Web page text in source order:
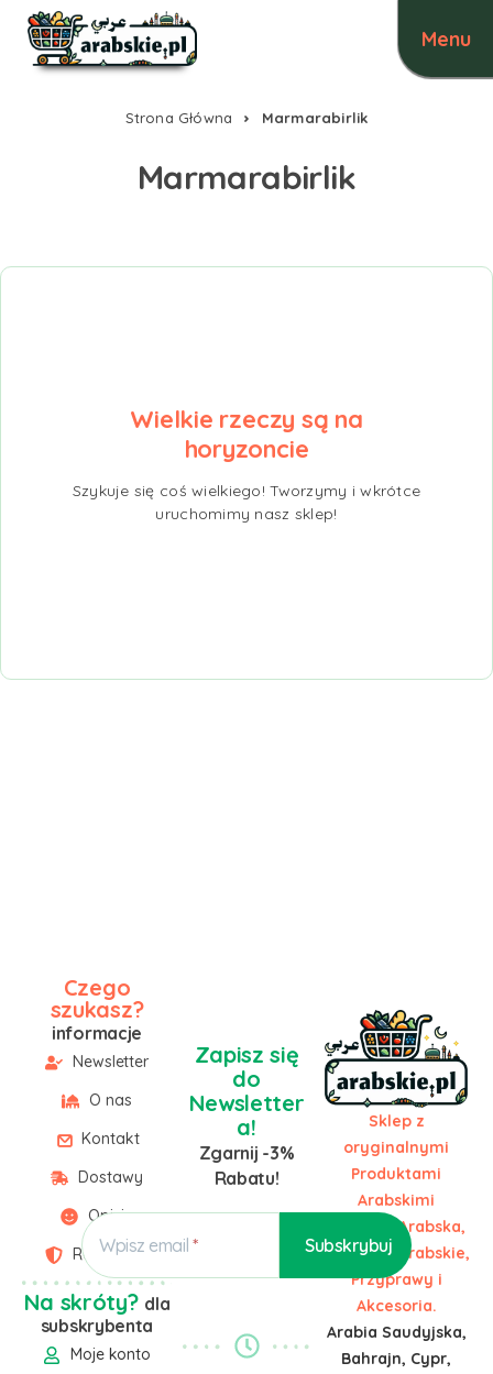
Strona Główna Marmarabirlik
Marmarabirlik
Wielkie rzeczy są na
horyzoncie
Szykuje się coś wielkiego! Tworzymy i wkrótce
uruchomimy nasz sklep!
Czego
szukasz?
informacje
Newsletter
O nas
Kontakt
Dostawy
Opinie
Regulamin
Na skróty? dla
subskrybenta
Moje konto
Sklep z
oryginalnymi
Produktami
Arabskimi
Żywność Arabska,
Słodycze Arabskie,
Przyprawy i
Akcesoria.
Arabia Saudyjska,
Bahrajn, Cypr,
Zapisz się
do
Newsletter
a!
Zgarnij -3%
Rabatu!
Wpisz email